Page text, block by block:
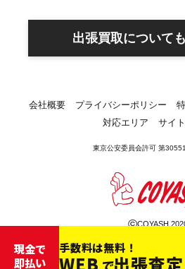
出張買取について
会社概要 プライバシーポリシー
対応エリア
サイ
東京公安委員会許可 第
©COYASH
現金で
即払い
手数料は無料！
WEB 出張査定